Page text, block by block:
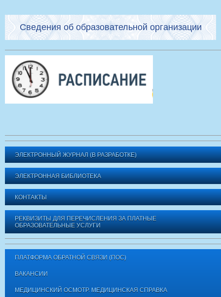
Сведения об образовательной организации
ЭЛЕКТРОННЫЙ ЖУРНАЛ (В РАЗРАБОТКЕ)
ЭЛЕКТРОННАЯ БИБЛИОТЕКА
КОНТАКТЫ
РЕКВИЗИТЫ ДЛЯ ПЕРЕЧИСЛЕНИЯ ЗА ПЛАТНЫЕ
ОБРАЗОВАТЕЛЬНЫЕ УСЛУГИ
ПЛАТФОРМА ОБРАТНОЙ СВЯЗИ (ПОС)
ВАКАНСИИ
МЕДИЦИНСКИЙ ОСМОТР. МЕДИЦИНСКАЯ СПРАВКА